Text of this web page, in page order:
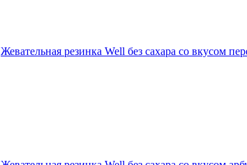
Жевательная резинка Well без сахара со вкусом